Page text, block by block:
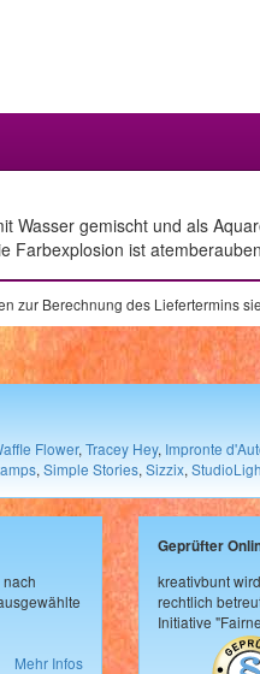
Wasser gemischt und als
Farbexplosion ist
zur Berechnung des Liefertermins
Flower, Tracey Hey, Impronte
, Simple Stories, Sizzix,
Mehr Infos
Geprüfter
kreativbunt
rechtlich
Initiative